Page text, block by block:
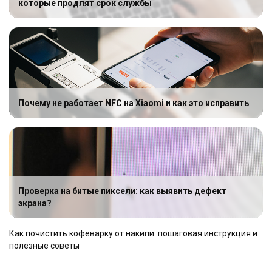
которые продлят срок службы
Почему не работает NFC на Xiaomi и как это исправить
Проверка на битые пиксели: как выявить дефект
экрана?
Как почистить кофеварку от накипи: пошаговая инструкция и
полезные советы